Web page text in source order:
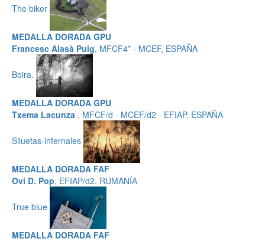
The biker
MEDALLA DORADA GPU
Francesc Alasà Puig, MFCF4* - MCEF, ESPAÑA
Boira.
MEDALLA DORADA GPU
Txema Lacunza , MFCF/d - MCEF/d2 - EFIAP, ESPAÑA
Siluetas-infernales
MEDALLA DORADA FAF
Ovi D. Pop, EFIAP/d2, RUMANÍA
True blue
MEDALLA DORADA FAF